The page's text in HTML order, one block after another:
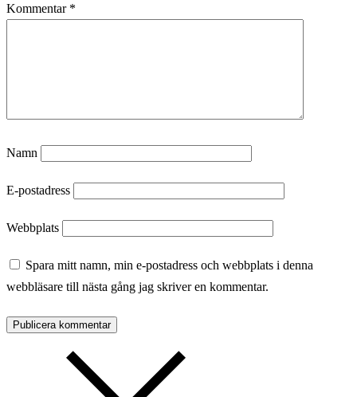
Kommentar *
Namn
E-postadress
Webbplats
Spara mitt namn, min e-postadress och webbplats i denna
webbläsare till nästa gång jag skriver en kommentar.